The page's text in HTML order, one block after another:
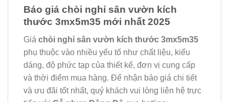
Báo giá chòi nghỉ sân vườn kích
thước 3mx5m35 mới nhất 2025
Giá chòi nghỉ sân vườn kích thước 3mx5m35
phụ thuộc vào nhiều yếu tố như chất liệu, kiểu
dáng, độ phức tạp của thiết kế, đơn vị cung cấp
và thời điểm mua hàng. Để nhận báo giá chi tiết
và ưu đãi tốt nhất, quý khách vui lòng liên hệ trực